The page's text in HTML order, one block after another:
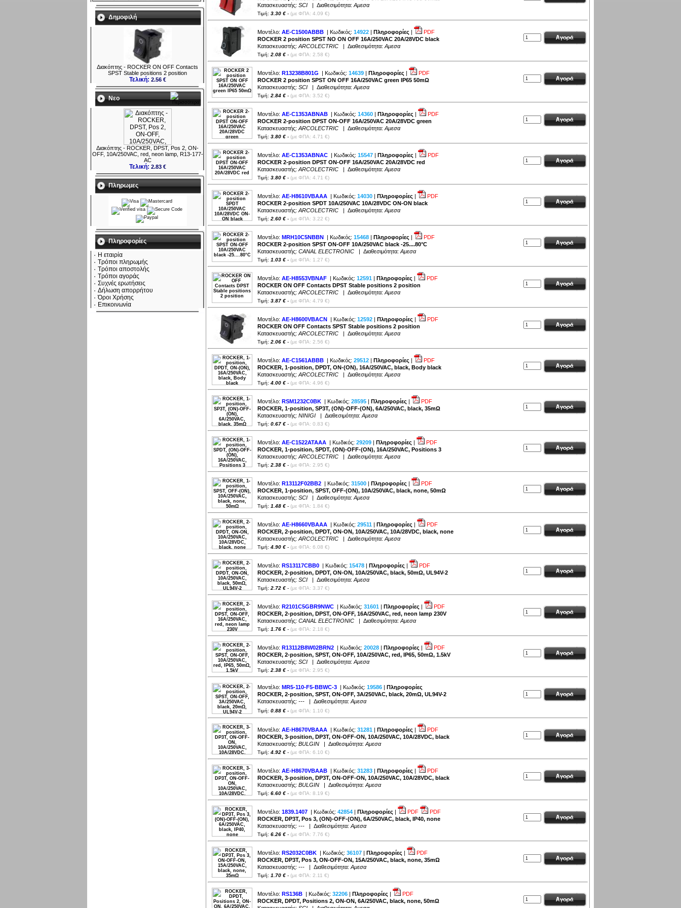
Δημοφιλή
Διακόπτης - ROCKER ON OFF Contacts
SPST Stable positions 2 position
Τελική: 2.56 €
Νεο
Διακόπτης - ROCKER, DPST, Pos 2, ON-
OFF, 10A/250VAC, red, neon lamp, R13-177-
AC
Τελική: 2.83 €
Πληρωμες
Πληροφορίες
Η εταιρία
Τρόποι πληρωμής
Τρόποι αποστολής
Τρόποι αγοράς
Συχνές ερωτήσεις
Δήλωση απορρήτου
Όροι Χρήσης
Επικοινωνία
Κατασκευαστής: SCI | Διαθεσιμότητα: Αμεσα
Τιμή: 3.30 € - (με ΦΠΑ: 4.09 €)
Μοντέλο: AE-C1500ABBB | Κωδικός: 14922 | Πληροφορίες |
PDF
ROCKER 2 position SPST NO ON OFF 16A/250VAC 20A/28VDC black
Κατασκευαστής: ARCOLECTRIC | Διαθεσιμότητα: Αμεσα
Τιμή: 2.08 € - (με ΦΠΑ: 2.58 €)
Μοντέλο: R13238B801G | Κωδικός: 14639 | Πληροφορίες |
PDF
ROCKER 2 position SPST ON OFF 16A/250VAC green IP65 50mΩ
Κατασκευαστής: SCI | Διαθεσιμότητα: Αμεσα
Τιμή: 2.84 € - (με ΦΠΑ: 3.52 €)
Μοντέλο: AE-C1353ABNAB | Κωδικός: 14360 | Πληροφορίες |
PDF
ROCKER 2-position DPST ON-OFF 16A/250VAC 20A/28VDC green
Κατασκευαστής: ARCOLECTRIC | Διαθεσιμότητα: Αμεσα
Τιμή: 3.80 € - (με ΦΠΑ: 4.71 €)
Μοντέλο: AE-C1353ABNAC | Κωδικός: 15547 | Πληροφορίες |
PDF
ROCKER 2-position DPST ON-OFF 16A/250VAC 20A/28VDC red
Κατασκευαστής: ARCOLECTRIC | Διαθεσιμότητα: Αμεσα
Τιμή: 3.80 € - (με ΦΠΑ: 4.71 €)
Μοντέλο: AE-H8610VBAAA | Κωδικός: 14030 | Πληροφορίες |
PDF
ROCKER 2-position SPDT 10A/250VAC 10A/28VDC ON-ON black
Κατασκευαστής: ARCOLECTRIC | Διαθεσιμότητα: Αμεσα
Τιμή: 2.60 € - (με ΦΠΑ: 3.22 €)
Μοντέλο: MRH10C5NBBN | Κωδικός: 15468 | Πληροφορίες |
PDF
ROCKER 2-position SPST ON-OFF 10A/250VAC black -25....80°C
Κατασκευαστής: CANAL ELECTRONIC | Διαθεσιμότητα: Αμεσα
Τιμή: 1.03 € - (με ΦΠΑ: 1.27 €)
Μοντέλο: AE-H8553VBNAF | Κωδικός: 12591 | Πληροφορίες |
PDF
ROCKER ON OFF Contacts DPST Stable positions 2 position
Κατασκευαστής: ARCOLECTRIC | Διαθεσιμότητα: Αμεσα
Τιμή: 3.87 € - (με ΦΠΑ: 4.79 €)
Μοντέλο: AE-H8600VBACN | Κωδικός: 12592 | Πληροφορίες |
PDF
ROCKER ON OFF Contacts SPST Stable positions 2 position
Κατασκευαστής: ARCOLECTRIC | Διαθεσιμότητα: Αμεσα
Τιμή: 2.06 € - (με ΦΠΑ: 2.56 €)
Μοντέλο: AE-C1561ABBB | Κωδικός: 29512 | Πληροφορίες |
PDF
ROCKER, 1-position, DPDT, ON-(ON), 16A/250VAC, black, Body black
Κατασκευαστής: ARCOLECTRIC | Διαθεσιμότητα: Αμεσα
Τιμή: 4.00 € - (με ΦΠΑ: 4.96 €)
Μοντέλο: RSM1232C0BK | Κωδικός: 28595 | Πληροφορίες |
PDF
ROCKER, 1-position, SP3T, (ON)-OFF-(ON), 6A/250VAC, black, 35mΩ
Κατασκευαστής: NINIGI | Διαθεσιμότητα: Αμεσα
Τιμή: 0.67 € - (με ΦΠΑ: 0.83 €)
Μοντέλο: AE-C1522ATAAA | Κωδικός: 29209 | Πληροφορίες |
PDF
ROCKER, 1-position, SPDT, (ON)-OFF-(ON), 16A/250VAC, Positions 3
Κατασκευαστής: ARCOLECTRIC | Διαθεσιμότητα: Αμεσα
Τιμή: 2.38 € - (με ΦΠΑ: 2.95 €)
Μοντέλο: R13112F02BB2 | Κωδικός: 31500 | Πληροφορίες |
PDF
ROCKER, 1-position, SPST, OFF-(ON), 10A/250VAC, black, none, 50mΩ
Κατασκευαστής: SCI | Διαθεσιμότητα: Αμεσα
Τιμή: 1.48 € - (με ΦΠΑ: 1.84 €)
Μοντέλο: AE-H8660VBAAA | Κωδικός: 29511 | Πληροφορίες |
PDF
ROCKER, 2-position, DPDT, ON-ON, 10A/250VAC, 10A/28VDC, black, none
Κατασκευαστής: ARCOLECTRIC | Διαθεσιμότητα: Αμεσα
Τιμή: 4.90 € - (με ΦΠΑ: 6.08 €)
Μοντέλο: RS13117CBB0 | Κωδικός: 15478 | Πληροφορίες |
PDF
ROCKER, 2-position, DPDT, ON-ON, 10A/250VAC, black, 50mΩ, UL94V-2
Κατασκευαστής: SCI | Διαθεσιμότητα: Αμεσα
Τιμή: 2.72 € - (με ΦΠΑ: 3.37 €)
Μοντέλο: R2101C5GBR9NWC | Κωδικός: 31601 | Πληροφορίες |
PDF
ROCKER, 2-position, DPST, ON-OFF, 16A/250VAC, red, neon lamp 230V
Κατασκευαστής: CANAL ELECTRONIC | Διαθεσιμότητα: Αμεσα
Τιμή: 1.76 € - (με ΦΠΑ: 2.18 €)
Μοντέλο: R13112B8W02BRN2 | Κωδικός: 20028 | Πληροφορίες |
PDF
ROCKER, 2-position, SPST, ON-OFF, 10A/250VAC, red, IP65, 50mΩ, 1.5kV
Κατασκευαστής: SCI | Διαθεσιμότητα: Αμεσα
Τιμή: 2.38 € - (με ΦΠΑ: 2.95 €)
Μοντέλο: MR5-110-F5-BBWC-3 | Κωδικός: 19586 | Πληροφορίες
ROCKER, 2-position, SPST, ON-OFF, 3A/250VAC, black, 20mΩ, UL94V-2
Κατασκευαστής: --- | Διαθεσιμότητα: Αμεσα
Τιμή: 0.88 € - (με ΦΠΑ: 1.10 €)
Μοντέλο: AE-H8670VBAAA | Κωδικός: 31281 | Πληροφορίες |
PDF
ROCKER, 3-position, DP3T, ON-OFF-ON, 10A/250VAC, 10A/28VDC, black
Κατασκευαστής: BULGIN | Διαθεσιμότητα: Αμεσα
Τιμή: 4.92 € - (με ΦΠΑ: 6.10 €)
Μοντέλο: AE-H8670VBAAB | Κωδικός: 31283 | Πληροφορίες |
PDF
ROCKER, 3-position, DP3T, ON-OFF-ON, 10A/250VAC, 10A/28VDC, black
Κατασκευαστής: BULGIN | Διαθεσιμότητα: Αμεσα
Τιμή: 6.60 € - (με ΦΠΑ: 8.19 €)
Μοντέλο: 1839.1407 | Κωδικός: 42854 | Πληροφορίες | PDF
PDF
ROCKER, DP3T, Pos 3, (ON)-OFF-(ON), 6A/250VAC, black, IP40, none
Κατασκευαστής: --- | Διαθεσιμότητα: Αμεσα
Τιμή: 6.26 € - (με ΦΠΑ: 7.76 €)
Μοντέλο: RS2032C0BK | Κωδικός: 36107 | Πληροφορίες |
PDF
ROCKER, DP3T, Pos 3, ON-OFF-ON, 15A/250VAC, black, none, 35mΩ
Κατασκευαστής: --- | Διαθεσιμότητα: Αμεσα
Τιμή: 1.70 € - (με ΦΠΑ: 2.11 €)
Μοντέλο: RS136B | Κωδικός: 32206 | Πληροφορίες |
PDF
ROCKER, DPDT, Positions 2, ON-ON, 6A/250VAC, black, none, 50mΩ